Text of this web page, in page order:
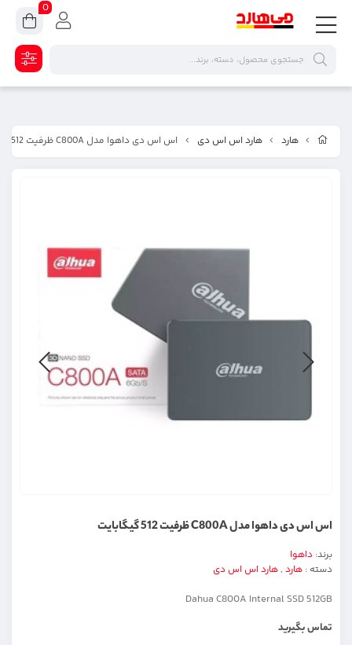
هارد هارد اس اس دی اس اس دی داهوا مدل C800A ظرفیت 512 گیگابایت
اس اس دی داهوا مدل C800A ظرفیت 512 گیگابایت
برند: داهوا
دسته : هارد ,هارد اس اس دی
Dahua C800A Internal SSD 512GB
تماس بگیرید
0